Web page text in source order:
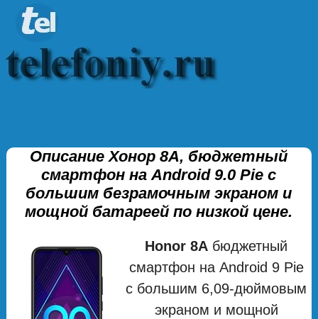
Описание Хонор 8А, бюджетный
смартфон на Android 9.0 Pie с
большим безрамочным экраном и
мощной батареей по низкой цене.
Honor 8A бюджетный
смартфон на Android 9 Pie
с большим 6,09-дюймовым
экраном и мощной